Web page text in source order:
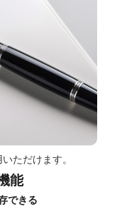
ただけます。
能
できる